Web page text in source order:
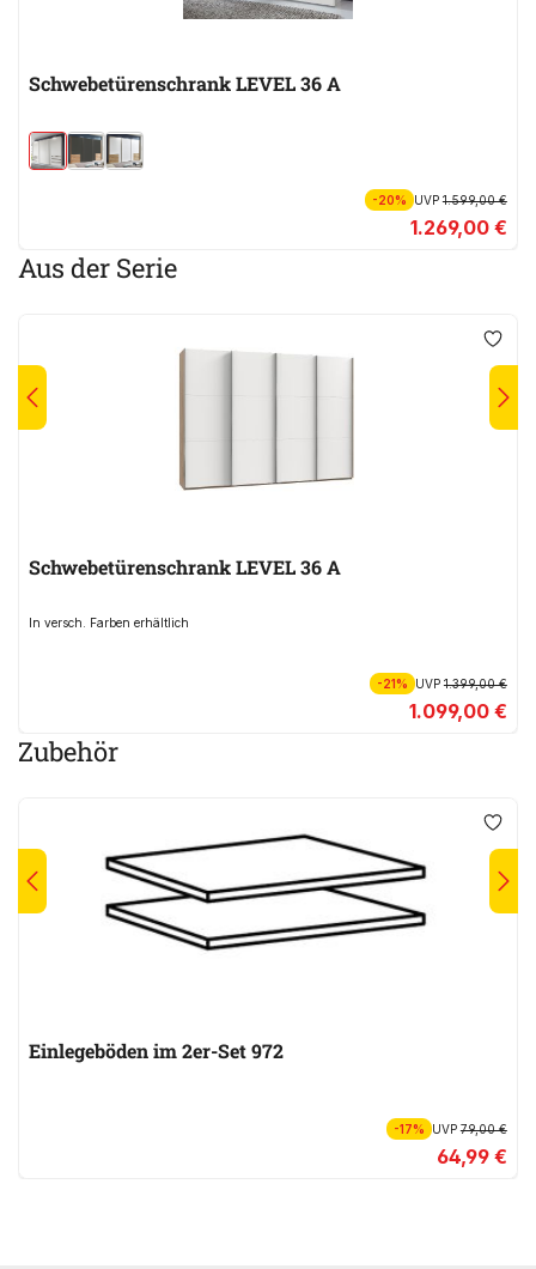
Schwebetürenschrank LEVEL 36 A
-20% UVP1.599,00 €
1.269,00 €
Aus der Serie
Schwebetürenschrank LEVEL 36 A
In versch. Farben erhältlich
-21% UVP1.399,00 €
1.099,00 €
Zubehör
Einlegeböden im 2er-Set 972
-17% UVP79,00 €
64,99 €